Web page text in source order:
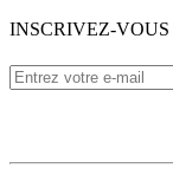
INSCRIVEZ-